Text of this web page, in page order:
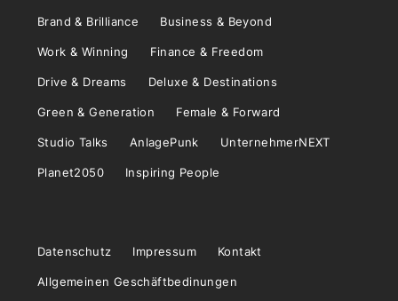
Brand & Brilliance Business & Beyond
Work & Winning Finance & Freedom
Drive & Dreams Deluxe & Destinations
Green & Generation Female & Forward
Studio Talks AnlagePunk UnternehmerNEXT
Planet2050 Inspiring People
Datenschutz Impressum Kontakt
Allgemeinen Geschäftbedinungen